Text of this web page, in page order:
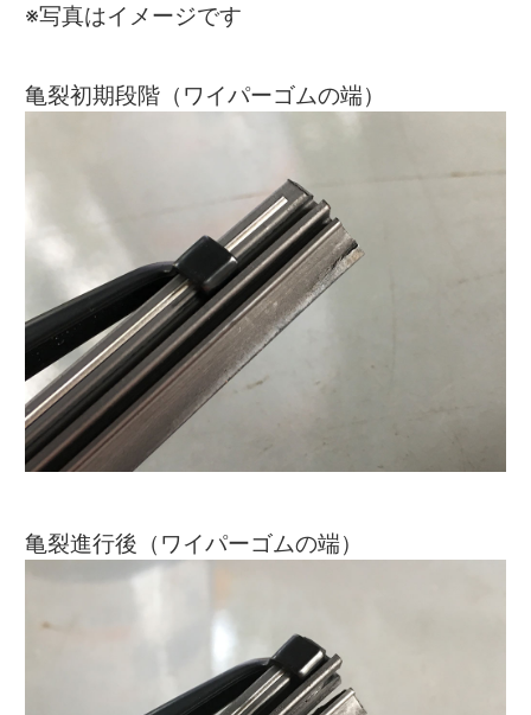
※写真はイメージです
亀裂初期段階（ワイパーゴムの端）
亀裂進行後（ワイパーゴムの端）